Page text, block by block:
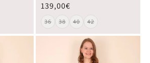
139,00€
36 38 40 42